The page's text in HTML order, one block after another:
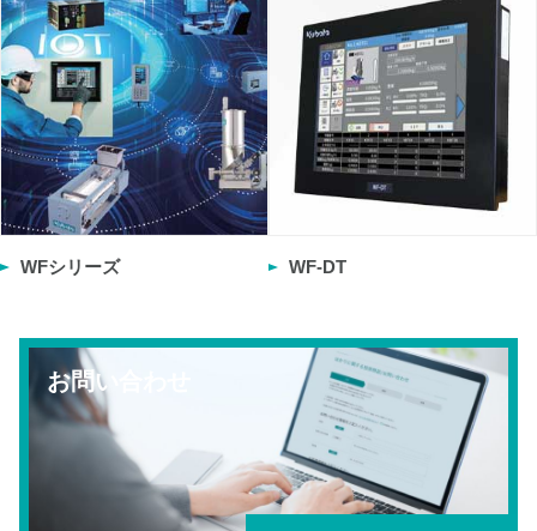
WFシリーズ WF-DT
お問い合わせ